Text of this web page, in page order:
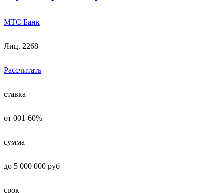
МТС Банк
Лиц. 2268
Рассчитать
ставка
от 001-60%
сумма
до 5 000 000 руб
срок